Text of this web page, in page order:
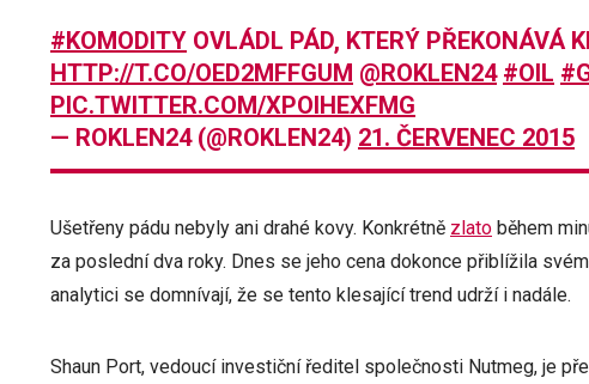
#KOMODITY OVLÁDL PÁD, KTERÝ PŘEKONÁVÁ
HTTP://T.CO/OED2MFFGUM @ROKLEN24 #OIL
PIC.TWITTER.COM/XPOIHEXFMG
— ROKLEN24 (@ROKLEN24) 21. ČERVENEC 2015
Ušetřeny pádu nebyly ani drahé kovy. Konkrétně zlato během
za poslední dva roky. Dnes se jeho cena dokonce přiblížila
analytici se domnívají, že se tento klesající trend udrží i nadále.
Shaun Port, vedoucí investiční ředitel společnosti Nutmeg, je